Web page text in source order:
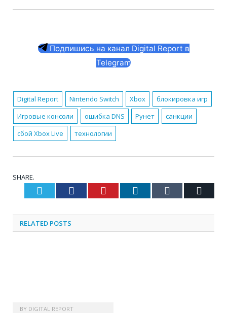
Подпишись на канал Digital Report в
Telegram
Digital Report Nintendo Switch Xbox
блокировка игр
Игровые консоли
ошибка DNS Рунет
санкции
сбой Xbox Live
технологии
SHARE.
Twitter Facebook Pinterest LinkedIn Tumblr
RELATED POSTS
BY DIGITAL REPORT